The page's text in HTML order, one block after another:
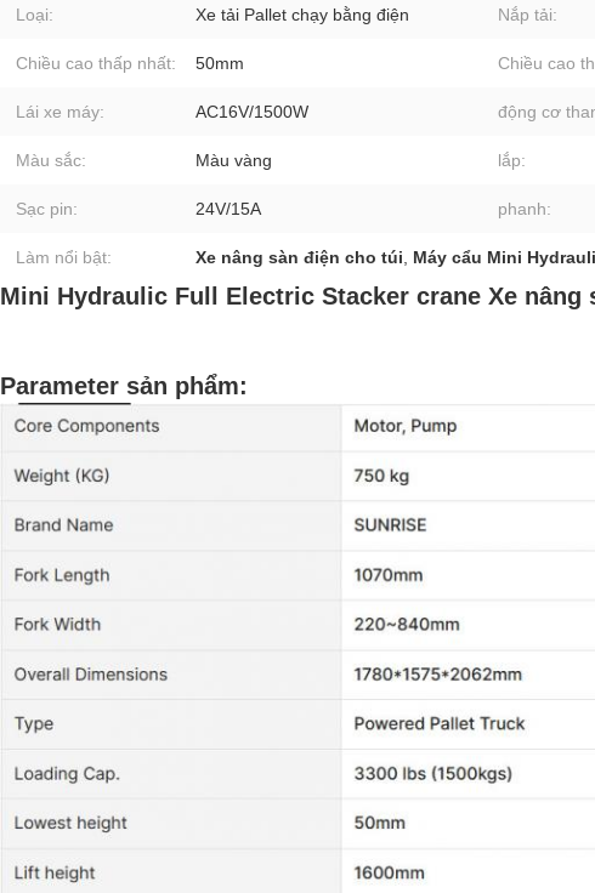
Loại: Xe tải Pallet chạy bằng điện Nắp tải:
Chiều cao thấp nhất: 50mm Chiều cao
Lái xe máy: AC16V/1500W động cơ
Màu sắc: Màu vàng lắp:
Sạc pin: 24V/15A phanh:
Làm nổi bật: Xe nâng sàn điện cho túi, Máy cẩu Mini
Mini Hydraulic Full Electric Stacker crane Xe nâng
Parameter sản phẩm: